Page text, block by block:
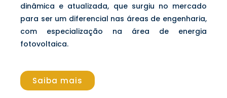
dinâmica e atualizada, que surgiu no mercado
para ser um diferencial nas áreas de engenharia,
com especialização na área de energia
fotovoltaica.
Saiba mais